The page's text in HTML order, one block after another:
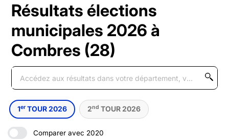
Résultats élections
municipales 2026 à
Combres (28)
1er TOUR 2026 2nd TOUR 2026
Comparer avec 2020